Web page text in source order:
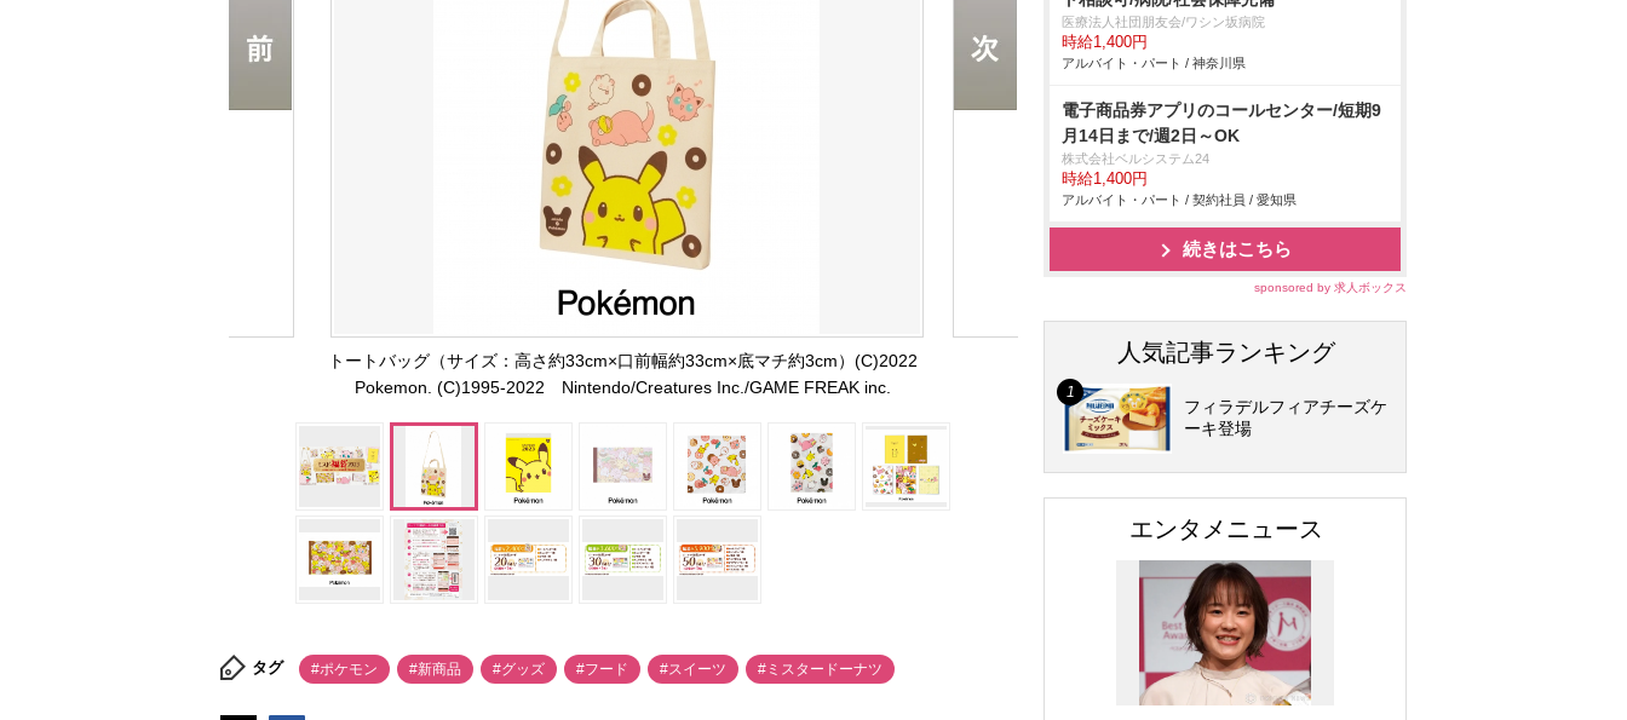
トートバッグ（サイズ：高さ約33cm×口前幅約33cm×底マチ約3cm）(C)2022
Pokemon. (C)1995-2022 Nintendo/Creatures Inc./GAME FREAK inc.
タグ #ポケモン #新商品 #グッズ #フード #スイーツ #ミスタードーナツ
医療法人社団朋友会/ワシン坂病院
時給1,400円
アルバイト・パート / 神奈川県
電子商品券アプリのコールセンター/短期9
月14日まで/週2日～OK
株式会社ベルシステム24
時給1,400円
アルバイト・パート / 契約社員 / 愛知県
続きはこちら
sponsored by 求人ボックス
人気記事ランキング
フィラデルフィアチーズケ
ーキ登場
エンタメニュース